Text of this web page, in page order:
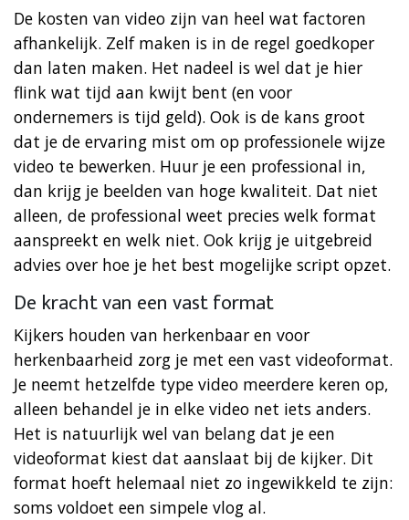
De kosten van video zijn van heel wat factoren
afhankelijk. Zelf maken is in de regel goedkoper
dan laten maken. Het nadeel is wel dat je hier
flink wat tijd aan kwijt bent (en voor
ondernemers is tijd geld). Ook is de kans groot
dat je de ervaring mist om op professionele wijze
video te bewerken. Huur je een professional in,
dan krijg je beelden van hoge kwaliteit. Dat niet
alleen, de professional weet precies welk format
aanspreekt en welk niet. Ook krijg je uitgebreid
advies over hoe je het best mogelijke script opzet.
De kracht van een vast format
Kijkers houden van herkenbaar en voor
herkenbaarheid zorg je met een vast videoformat.
Je neemt hetzelfde type video meerdere keren op,
alleen behandel je in elke video net iets anders.
Het is natuurlijk wel van belang dat je een
videoformat kiest dat aanslaat bij de kijker. Dit
format hoeft helemaal niet zo ingewikkeld te zijn:
soms voldoet een simpele vlog al.